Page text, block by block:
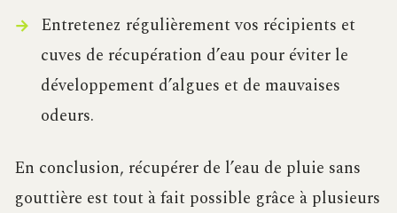
Entretenez régulièrement vos récipients et
cuves de récupération d’eau pour éviter le
développement d’algues et de mauvaises
odeurs.
En conclusion, récupérer de l’eau de pluie sans
gouttière est tout à fait possible grâce à plusieurs